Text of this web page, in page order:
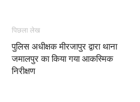
पिछला लेख
पुलिस अधीक्षक मीरजापुर द्वारा थाना
जमालपुर का किया गया आकस्मिक
निरीक्षण